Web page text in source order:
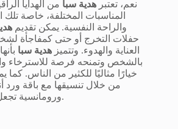
نعم، تعتبر هدية سبا من الهدايا
المناسبات المختلفة، خاصة تلك
والراحة النفسية. يمكن تقديم
حفلات التخرج أو حتى كمفاجأة
العناية والهدوء. وتتميز هدية سبا
بالشخص وتمنحه فرصة للاسترخاء
خيارًا مثاليًا للكثير من الناس. كما
من خلال تنسيقها مع باقة ورد
ورومانسية تجعل الهدية أكثر تميزًا وتأثيرًا.